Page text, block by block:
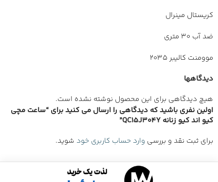
کریستال مینرال
ضد آب 30 متری
موومنت کالیبر 2035
دیدگاهها
هیچ دیدگاهی برای این محصول نوشته نشده است.
اولین نفری باشید که دیدگاهی را ارسال می کنید برای “ساعت مچی
کیو اند کیو زنانه QC15J304Y”
برای ثبت نقد و بررسی وارد حساب کاربری خود شوید.